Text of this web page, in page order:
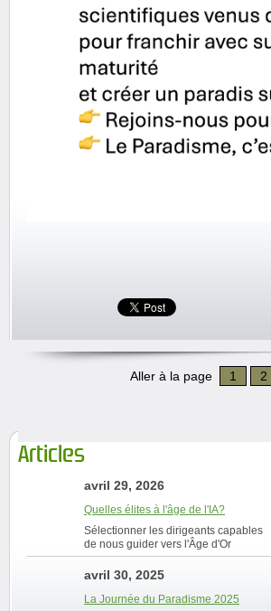
Aller à la page 1 2
Articles
avril 29, 2026
Quelles élites à l'âge de l'IA?
Sélectionner les dirigeants capables
de nous guider vers l'Âge d'Or
avril 30, 2025
La Journée du Paradisme 2025